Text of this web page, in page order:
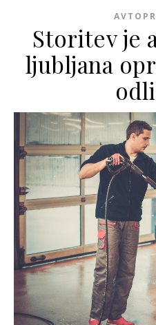
Storitev je
ljubljana